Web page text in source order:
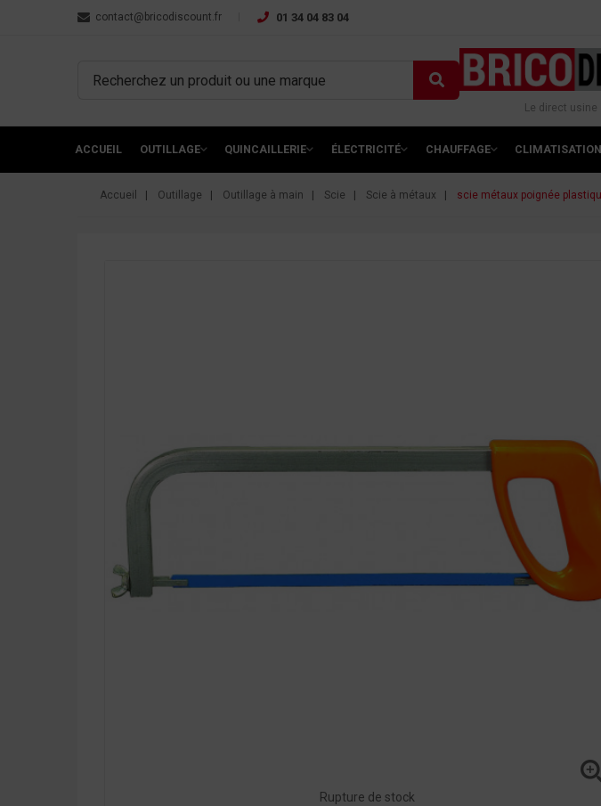
contact@bricodiscount.fr 01 34 04 83 04
Le direct usine
ACCUEIL OUTILLAGE QUINCAILLERIE ÉLECTRICITÉ CHAUFFAGE
Accueil Outillage Outillage à main Scie Scie à métaux scie métaux poignée
Rupture de stock